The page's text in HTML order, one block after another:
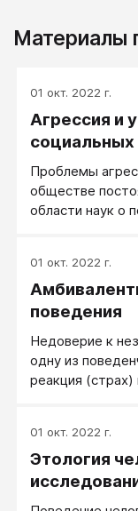
Материалы
01 окт. 2022 г.
Агрессия и
социальных
Проблемы
обществе
области наук о
поиском общих
социального
01 окт. 2022 г.
поведения
Недоверие к
одну из
реакция
01 окт. 2022 г.
Этология